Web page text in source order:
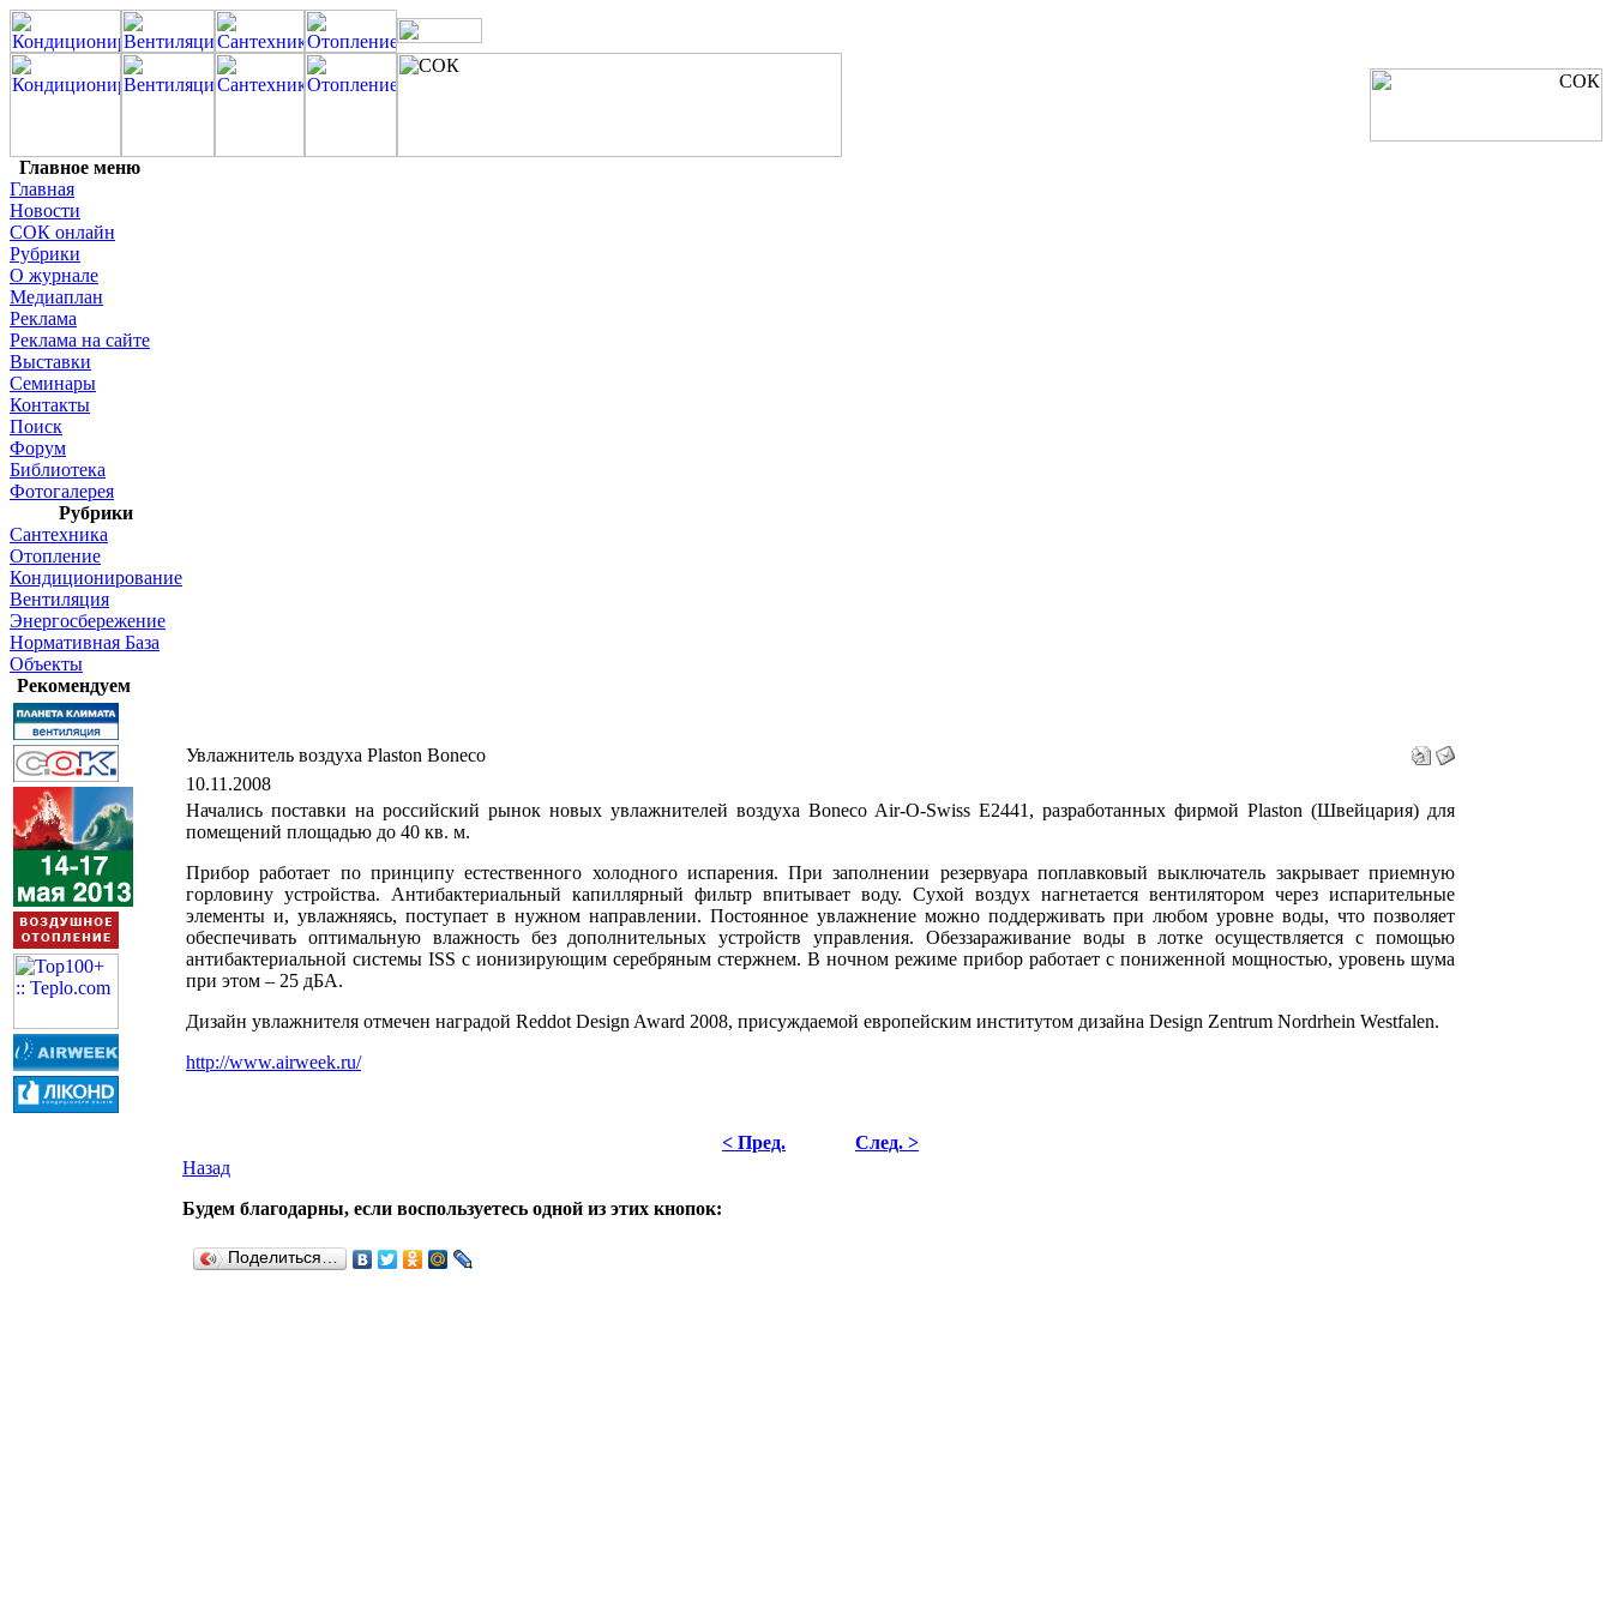
Главное меню
Главная
Новости
СОК онлайн
Рубрики
О журнале
Медиаплан
Реклама
Реклама на сайте
Выставки
Семинары
Контакты
Поиск
Форум
Библиотека
Фотогалерея
Рубрики
Сантехника
Отопление
Кондиционирование
Вентиляция
Энергосбережение
Нормативная База
Объекты
Рекомендуем
Увлажнитель воздуха Plaston Boneco
10.11.2008
Начались поставки на российский рынок новых увлажнителей воздуха Boneco Air-O-Swiss E2441, разработанных фирмой Plaston (Швейцария) для
помещений площадью до 40 кв. м.
Прибор работает по принципу естественного холодного испарения. При заполнении резервуара поплавковый выключатель закрывает приемную
горловину устройства. Антибактериальный капиллярный фильтр впитывает воду. Сухой воздух нагнетается вентилятором через испарительные
элементы и, увлажняясь, поступает в нужном направлении. Постоянное увлажнение можно поддерживать при любом уровне воды, что позволяет
обеспечивать оптимальную влажность без дополнительных устройств управления. Обеззараживание воды в лотке осуществляется с помощью
антибактериальной системы ISS с ионизирующим серебряным стержнем. В ночном режиме прибор работает с пониженной мощностью, уровень шума
при этом – 25 дБА.
Дизайн увлажнителя отмечен наградой Reddot Design Award 2008, присуждаемой европейским институтом дизайна Design Zentrum Nordrhein Westfalen.
http://www.airweek.ru/
< Пред.
След. >
Назад
Будем благодарны, если воспользуетесь одной из этих кнопок:
Поделиться…